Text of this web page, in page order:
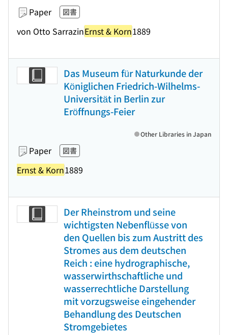
Paper 図書
von Otto SarrazinErnst & Korn1889
Das Museum für Naturkunde der
Königlichen Friedrich-Wilhelms-
Universität in Berlin zur
Eröffnungs-Feier
Paper 図書
Ernst & Korn1889
Other Libraries in Japan
Der Rheinstrom und seine
wichtigsten Nebenflüsse von
den Quellen bis zum Austritt des
Stromes aus dem deutschen
Reich : eine hydrographische,
wasserwirthschaftliche und
wasserrechtliche Darstellung
mit vorzugsweise eingehender
Behandlung des Deutschen
Stromgebietes